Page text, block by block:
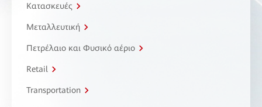
Κατασκευές
Μεταλλευτική
Πετρέλαιο και Φυσικό αέριο
Retail
Transportation